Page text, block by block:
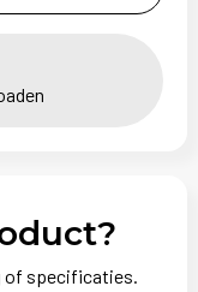
of specificaties.